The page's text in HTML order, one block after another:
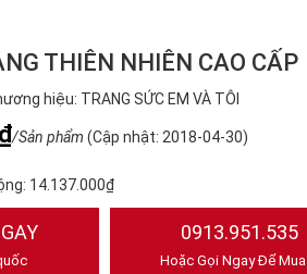
THIÊN NHIÊN CAO CẤP
hiệu: TRANG SỨC EM VÀ TÔI
/Sản phẩm (Cập nhật: 2018-04-30)
14.137.000₫
0913.951.535
Hoặc Gọi Ngay Để Mua